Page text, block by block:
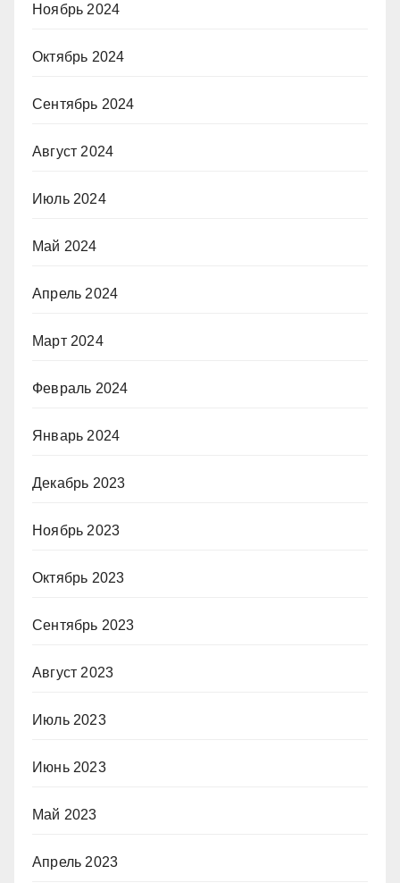
Ноябрь 2024
Октябрь 2024
Сентябрь 2024
Август 2024
Июль 2024
Май 2024
Апрель 2024
Март 2024
Февраль 2024
Январь 2024
Декабрь 2023
Ноябрь 2023
Октябрь 2023
Сентябрь 2023
Август 2023
Июль 2023
Июнь 2023
Май 2023
Апрель 2023